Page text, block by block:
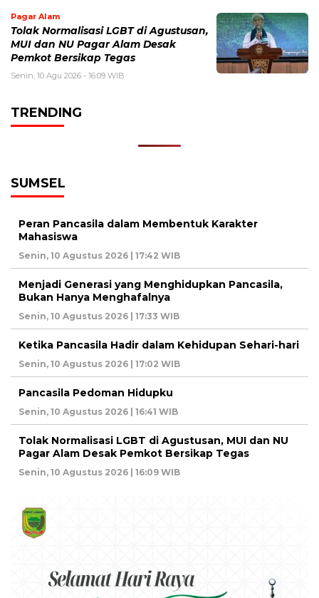
Pagar Alam
Tolak Normalisasi LGBT di Agustusan,
MUI dan NU Pagar Alam Desak
Pemkot Bersikap Tegas
Senin, 10 Agu 2026 - 16:09 WIB
TRENDING
SUMSEL
Peran Pancasila dalam Membentuk Karakter
Mahasiswa
Senin, 10 Agustus 2026 | 17:42 WIB
Menjadi Generasi yang Menghidupkan Pancasila,
Bukan Hanya Menghafalnya
Senin, 10 Agustus 2026 | 17:33 WIB
Ketika Pancasila Hadir dalam Kehidupan Sehari-hari
Senin, 10 Agustus 2026 | 17:02 WIB
Pancasila Pedoman Hidupku
Senin, 10 Agustus 2026 | 16:41 WIB
Tolak Normalisasi LGBT di Agustusan, MUI dan NU
Pagar Alam Desak Pemkot Bersikap Tegas
Senin, 10 Agustus 2026 | 16:09 WIB